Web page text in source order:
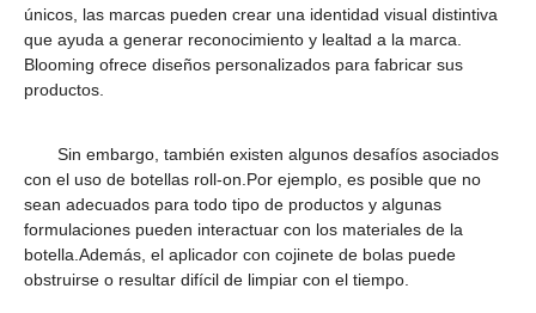
únicos, las marcas pueden crear una identidad visual distintiva
que ayuda a generar reconocimiento y lealtad a la marca.
Blooming ofrece diseños personalizados para fabricar sus
productos.
Sin embargo, también existen algunos desafíos asociados
con el uso de botellas roll-on.Por ejemplo, es posible que no
sean adecuados para todo tipo de productos y algunas
formulaciones pueden interactuar con los materiales de la
botella.Además, el aplicador con cojinete de bolas puede
obstruirse o resultar difícil de limpiar con el tiempo.